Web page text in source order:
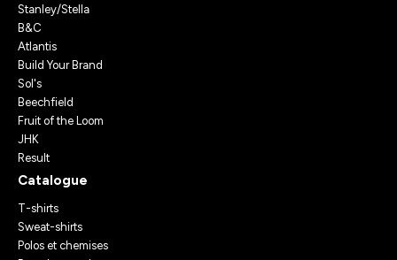
Stanley/Stella
B&C
Atlantis
Build Your Brand
Sol's
Beechfield
Fruit of the Loom
JHK
Result
Catalogue
T-shirts
Sweat-shirts
Polos et chemises